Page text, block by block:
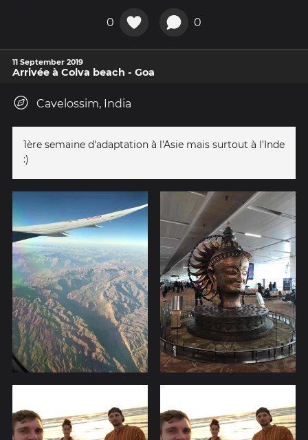
0 0
11 September 2019
Arrivée à Colva beach - Goa
Cavelossim, India
1ère semaine d'adaptation à l'Asie mais surtout à l'Inde
:)